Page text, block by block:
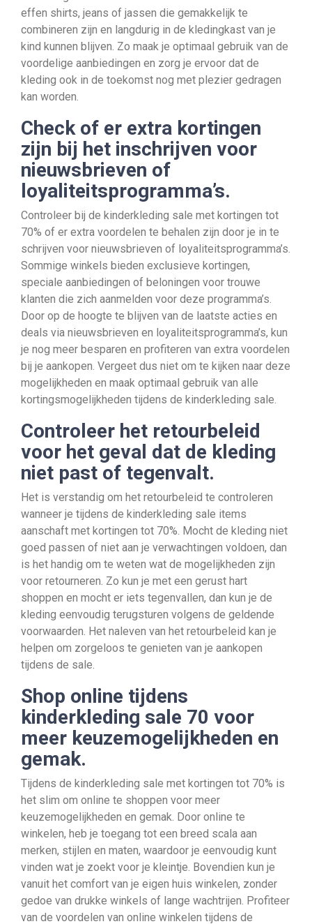
effen shirts, jeans of jassen die gemakkelijk te
combineren zijn en langdurig in de kledingkast van je
kind kunnen blijven. Zo maak je optimaal gebruik van de
voordelige aanbiedingen en zorg je ervoor dat de
kleding ook in de toekomst nog met plezier gedragen
kan worden.
Check of er extra kortingen
zijn bij het inschrijven voor
nieuwsbrieven of
loyaliteitsprogramma’s.
Controleer bij de kinderkleding sale met kortingen tot
70% of er extra voordelen te behalen zijn door je in te
schrijven voor nieuwsbrieven of loyaliteitsprogramma’s.
Sommige winkels bieden exclusieve kortingen,
speciale aanbiedingen of beloningen voor trouwe
klanten die zich aanmelden voor deze programma’s.
Door op de hoogte te blijven van de laatste acties en
deals via nieuwsbrieven en loyaliteitsprogramma’s, kun
je nog meer besparen en profiteren van extra voordelen
bij je aankopen. Vergeet dus niet om te kijken naar deze
mogelijkheden en maak optimaal gebruik van alle
kortingsmogelijkheden tijdens de kinderkleding sale.
Controleer het retourbeleid
voor het geval dat de kleding
niet past of tegenvalt.
Het is verstandig om het retourbeleid te controleren
wanneer je tijdens de kinderkleding sale items
aanschaft met kortingen tot 70%. Mocht de kleding niet
goed passen of niet aan je verwachtingen voldoen, dan
is het handig om te weten wat de mogelijkheden zijn
voor retourneren. Zo kun je met een gerust hart
shoppen en mocht er iets tegenvallen, dan kun je de
kleding eenvoudig terugsturen volgens de geldende
voorwaarden. Het naleven van het retourbeleid kan je
helpen om zorgeloos te genieten van je aankopen
tijdens de sale.
Shop online tijdens
kinderkleding sale 70 voor
meer keuzemogelijkheden en
gemak.
Tijdens de kinderkleding sale met kortingen tot 70% is
het slim om online te shoppen voor meer
keuzemogelijkheden en gemak. Door online te
winkelen, heb je toegang tot een breed scala aan
merken, stijlen en maten, waardoor je eenvoudig kunt
vinden wat je zoekt voor je kleintje. Bovendien kun je
vanuit het comfort van je eigen huis winkelen, zonder
gedoe van drukke winkels of lange wachtrijen. Profiteer
van de voordelen van online winkelen tijdens de